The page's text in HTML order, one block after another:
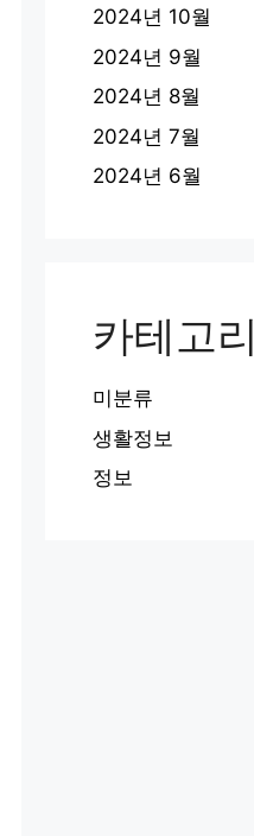
2024년 10월
2024년 9월
2024년 8월
2024년 7월
2024년 6월
카테고리
미분류
생활정보
정보